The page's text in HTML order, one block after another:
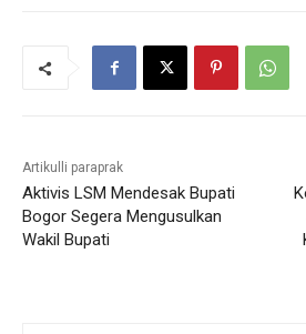
Artikulli paraprak
Aktivis LSM Mendesak Bupati
Bogor Segera Mengusulkan
Wakil Bupati